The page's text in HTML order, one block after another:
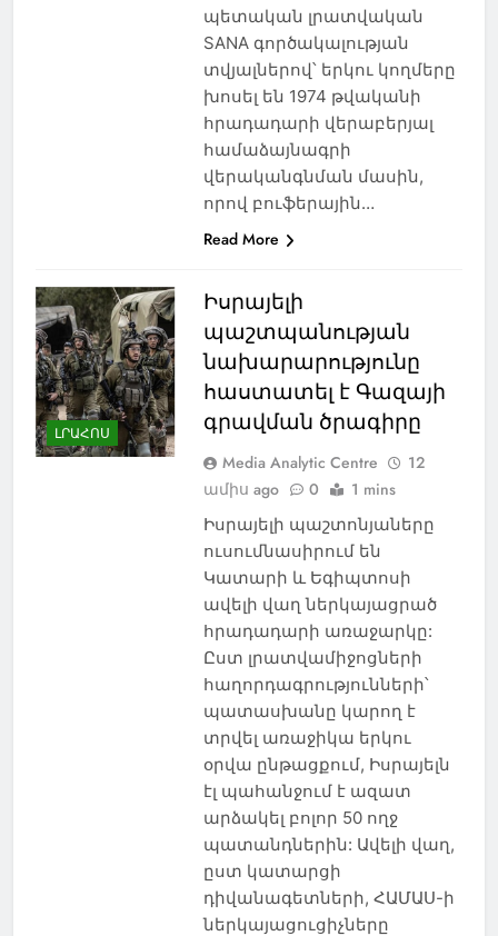
պետական լրատվական
SANA գործակալության
տվյալներով՝ երկու կողմերը
խոսել են 1974 թվականի
հրադադարի վերաբերյալ
համաձայնագրի
վերականգնման մասին,
որով բուֆերային…
Read More
ԼՐԱՀՈՍ
Իսրայելի
պաշտպանության
նախարարությունը
հաստատել է Գազայի
գրավման ծրագիրը
Media Analytic Centre
12
ամիս ago
0 1 mins
Իսրայելի պաշտոնյաները
ուսումնասիրում են
Կատարի և Եգիպտոսի
ավելի վաղ ներկայացրած
հրադադարի առաջարկը:
Ըստ լրատվամիջոցների
հաղորդագրությունների՝
պատասխանը կարող է
տրվել առաջիկա երկու
օրվա ընթացքում, Իսրայելն
էլ պահանջում է ազատ
արձակել բոլոր 50 ողջ
պատանդներին: Ավելի վաղ,
ըստ կատարցի
դիվանագետների, ՀԱՄԱՍ-ի
ներկայացուցիչները